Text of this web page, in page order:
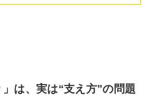
」は、実は“支え方”の問題